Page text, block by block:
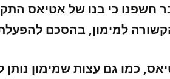
חשפנו כי בנו של אטיאס
למימון, בהסכם להפעלת
כמו גם עצות שמימון נותן